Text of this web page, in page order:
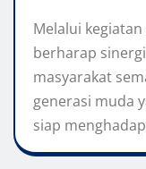
Melalui
berharap
masyarakat
generasi muda
siap